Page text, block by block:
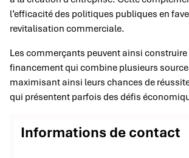
l’efficacité des politiques publiques en
revitalisation commerciale.
Les commerçants peuvent ainsi
financement qui combine plusieurs
maximisant ainsi leurs chances de
qui présentent parfois des défis
Informations de contact